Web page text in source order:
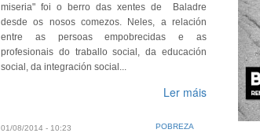
miseria" foi o berro das xentes de Baladre
desde os nosos comezos. Neles, a relación
entre as persoas empobrecidas e as
profesionais do traballo social, da educación
social, da integración social...
Ler máis
01/08/2014 - 10:23 POBREZA